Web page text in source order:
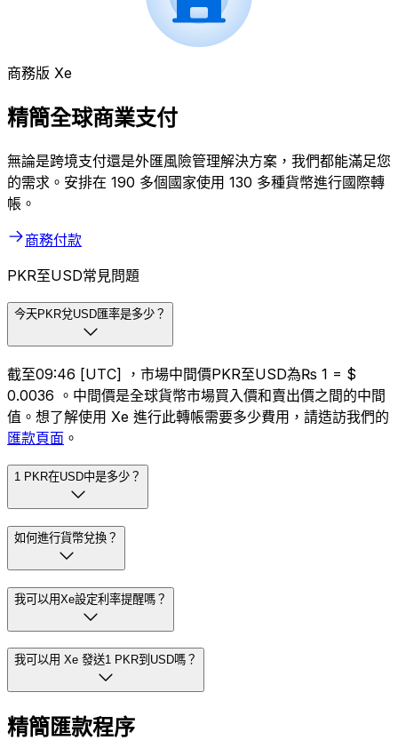
商務版 Xe
精簡全球商業支付
無論是跨境支付還是外匯風險管理解決方案，我們都能滿足您
的需求。安排在 190 多個國家使用 130 多種貨幣進行國際轉
帳。
商務付款
PKR至USD常見問題
今天PKR兌USD匯率是多少？
截至09:46 [UTC] ，市場中間價PKR至USD為₨ 1 = $
0.0036 。中間價是全球貨幣市場買入價和賣出價之間的中間
值。想了解使用 Xe 進行此轉帳需要多少費用，請造訪我們的
匯款頁面 。
1 PKR在USD中是多少？
如何進行貨幣兌換？
我可以用Xe設定利率提醒嗎？
我可以用 Xe 發送1 PKR到USD嗎？
精簡匯款程序